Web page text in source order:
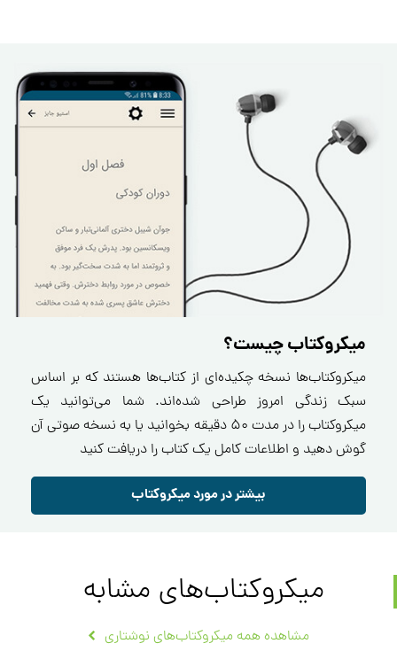
میکروکتاب چیست؟
میکروکتاب‌ها نسخه چکیده‌ای از کتاب‌ها هستند که بر اساس
سبک زندگی امروز طراحی شده‌اند. شما می‌توانید یک
میکروکتاب را در مدت ۵۰ دقیقه بخوانید یا به نسخه صوتی آن
گوش دهید و اطلاعات کامل یک کتاب را دریافت کنید
بیشتر در مورد میکروکتاب
میکروکتاب‌های مشابه
مشاهده همه میکروکتاب‌های نوشتاری